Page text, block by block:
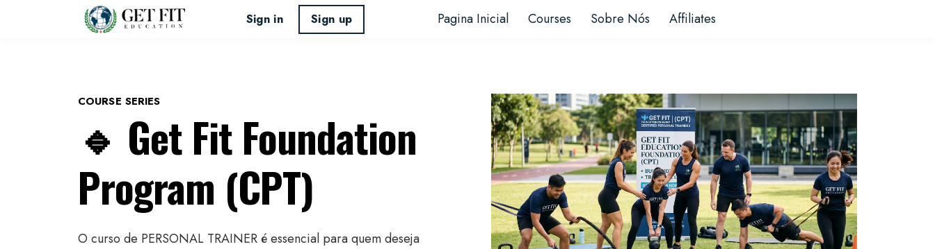
Sign in Sign up Pagina Inicial Courses Sobre Nós Affiliates
COURSE SERIES
🔹 Get Fit Foundation
Program (CPT)
O curso de PERSONAL TRAINER é essencial para quem deseja